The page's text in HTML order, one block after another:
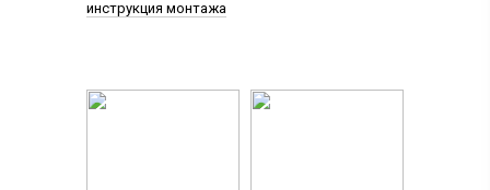
инструкция монтажа